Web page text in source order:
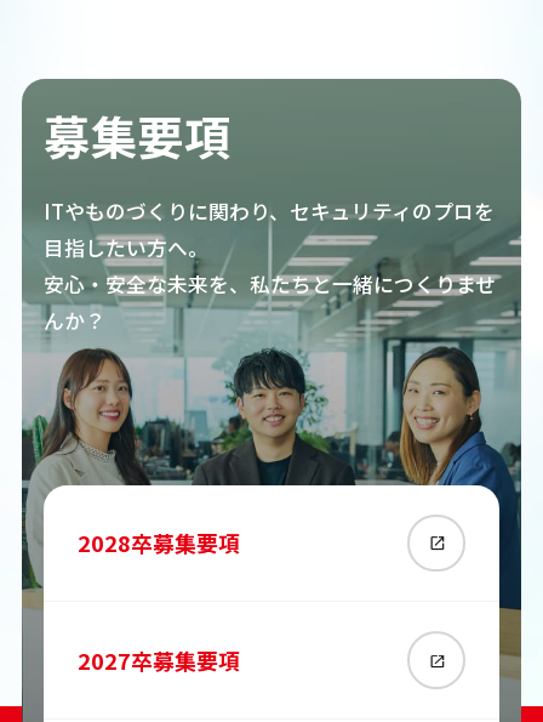
募集要項
ITやものづくりに関わり、セキュリティのプロを
目指したい方へ。
安心・安全な未来を、私たちと一緒につくりませ
んか？
2028卒募集要項
2027卒募集要項